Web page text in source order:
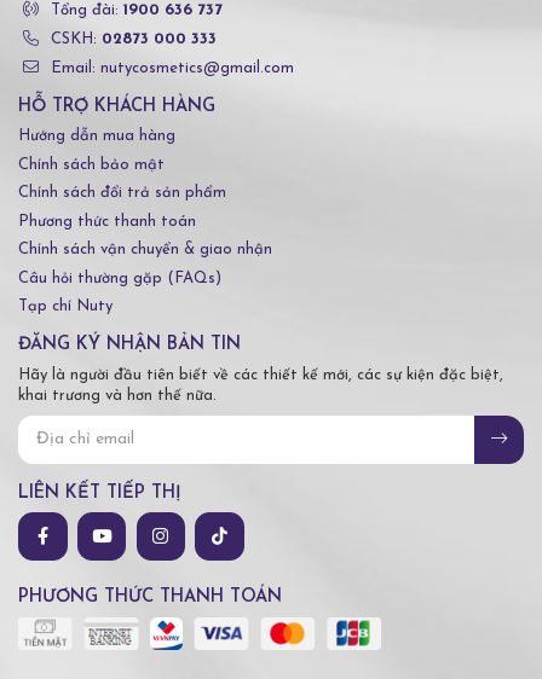
Tổng đài: 1900 636 737
CSKH: 02873 000 333
Email: nutycosmetics@gmail.com
HỖ TRỢ KHÁCH HÀNG
Hướng dẫn mua hàng
Chính sách bảo mật
Chính sách đổi trả sản phẩm
Phương thức thanh toán
Chính sách vận chuyển & giao nhận
Câu hỏi thường gặp (FAQs)
Tạp chí Nuty
ĐĂNG KÝ NHẬN BẢN TIN
Hãy là người đầu tiên biết về các thiết kế mới, các sự kiện đặc biệt,
khai trương và hơn thế nữa.
LIÊN KẾT TIẾP THỊ
PHƯƠNG THỨC THANH TOÁN